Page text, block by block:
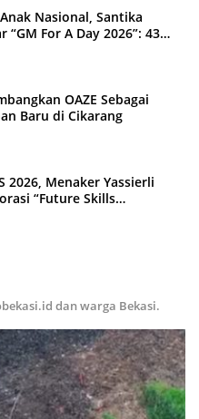
Nasional, Santika
“GM For A Day 2026”: 43
OAZE Sebagai
Baru di Cikarang
2026, Menaker Yassierli
“Future Skills
dan warga Bekasi.